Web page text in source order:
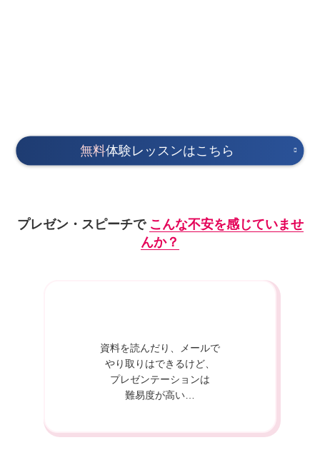
無料体験レッスンはこちら
プレゼン・スピーチで こんな不安を感じていませ
んか？
資料を読んだり、メールで
やり取りはできるけど、
プレゼンテーションは
難易度が高い…